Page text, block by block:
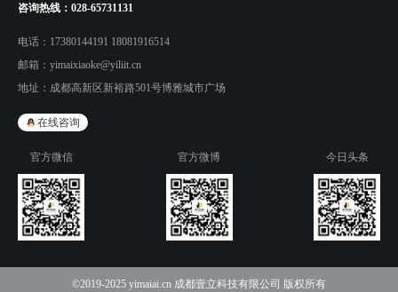
咨询热线： 028-65731131
电话： 17380144191 18081916514
邮箱： yimaixiaoke@yiliit.cn
地址： 成都高新区新裕路501号博雅城市广场
在线咨询
官方微信 官方微博 今日头条
©2019-2025 yimaiai.cn 成都壹立科技有限公司 版权所有